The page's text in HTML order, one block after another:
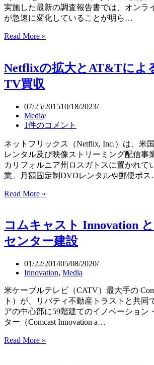
実施した最新の調査報告書では、オンラ
が急速に変化していることが明ら…
Read More »
イ
の
聴
習
慣
が
急
（Limelight
Networks）
Netflixの拡大とAT&Tによ
TV買収
07/25/201510/18/2023
Media
1件のコメント
ネットフリックス（Netflix, Inc.）は、米
レンタル及び映像ストリーミング配信事
カリフォルニア州ロスガトスに置かれて
業、月額固定制DVDレンタルや郵便ポ
Read More »
大
AT&T
よ
る
デ
ィ
レ
ク
TV
コムキャスト Innovation
センター建設
01/22/201405/08/2020
Innovation, Media
米ケーブルテレビ（CATV）最大手の
ト）が、リバティ不動産トラストと共同
アの中心部に59階建てのイノベーション
ター（Comcast Innovation a…
Read More »